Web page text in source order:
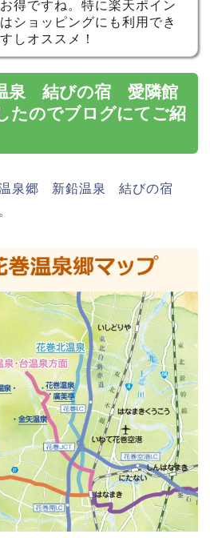
得ですね。特に楽天ポイン
はショッピングにも利用でき
しオススメ！
泉 結びの宿 愛隣館
たのでブログにてご紹
泉郷 新鉛温泉 結びの宿